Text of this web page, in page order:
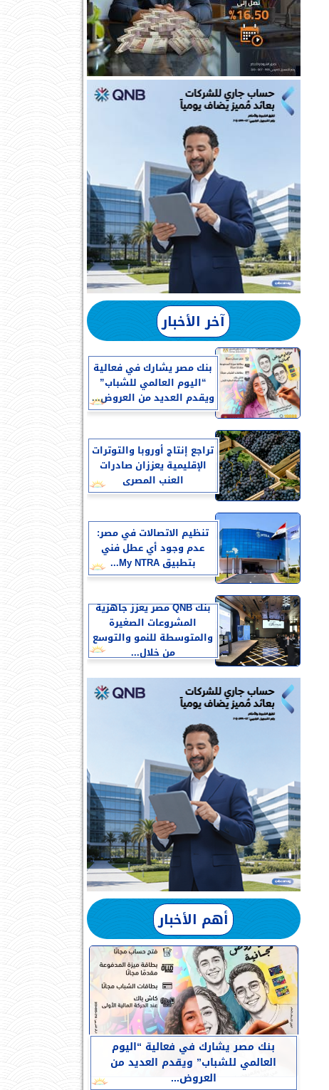
آخر الأخبار
بنك مصر يشارك في فعالية
“اليوم العالمي للشباب”
ويقدم العديد من العروض...
تراجع إنتاج أوروبا والتوترات
الإقليمية يعززان صادرات
العنب المصرى
تنظيم الاتصالات في مصر:
عدم وجود أي عطل فني
بتطبيق My NTRA...
بنك QNB مصر يعزز جاهزية
المشروعات الصغيرة
والمتوسطة للنمو والتوسع
من خلال...
أهم الأخبار
بنك مصر يشارك في فعالية “اليوم
العالمي للشباب” ويقدم العديد من
العروض...